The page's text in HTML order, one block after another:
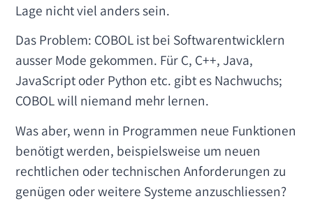
Lage nicht viel anders sein.
Das Problem: COBOL ist bei Softwarentwicklern
ausser Mode gekommen. Für C, C++, Java,
JavaScript oder Python etc. gibt es Nachwuchs;
COBOL will niemand mehr lernen.
Was aber, wenn in Programmen neue Funktionen
benötigt werden, beispielsweise um neuen
rechtlichen oder technischen Anforderungen zu
genügen oder weitere Systeme anzuschliessen?